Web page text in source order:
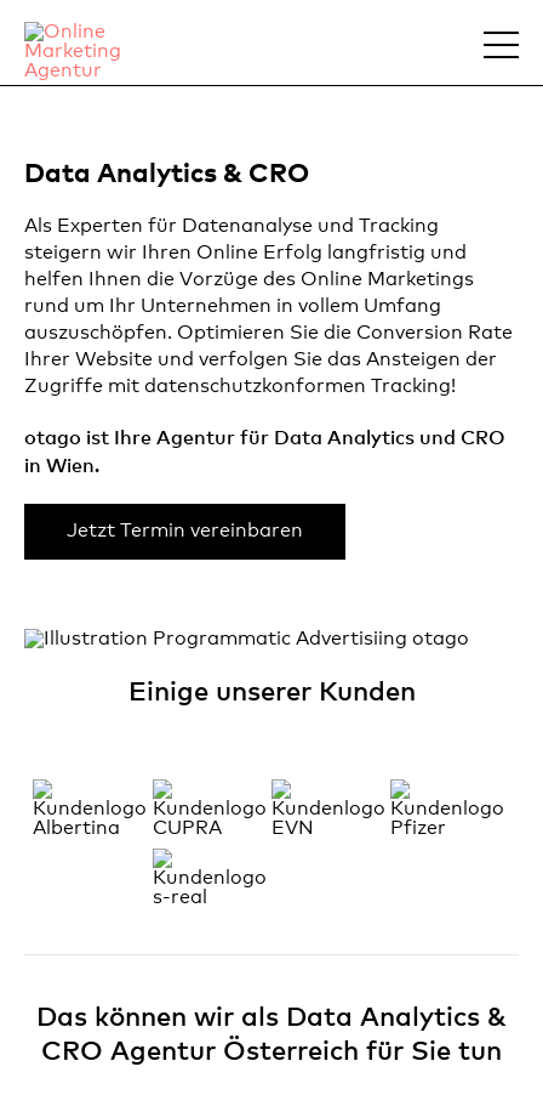
Data Analytics & CRO
Als Experten für Datenanalyse und Tracking
steigern wir Ihren Online Erfolg langfristig und
helfen Ihnen die Vorzüge des Online Marketings
rund um Ihr Unternehmen in vollem Umfang
auszuschöpfen. Optimieren Sie die Conversion Rate
Ihrer Website und verfolgen Sie das Ansteigen der
Zugriffe mit datenschutzkonformen Tracking!
otago ist Ihre Agentur für Data Analytics und CRO
in Wien.
Jetzt Termin vereinbaren
Einige unserer Kunden
Das können wir als Data Analytics &
CRO Agentur Österreich für Sie tun